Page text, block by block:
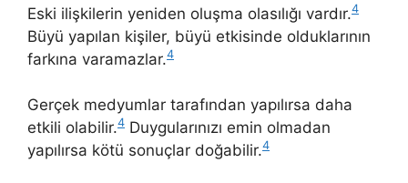
Eski ilişkilerin yeniden oluşma olasılığı vardır.4
Büyü yapılan kişiler, büyü etkisinde olduklarının
farkına varamazlar.4
Gerçek medyumlar tarafından yapılırsa daha
etkili olabilir.4 Duygularınızı emin olmadan
yapılırsa kötü sonuçlar doğabilir.4